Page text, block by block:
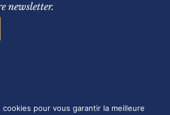
newsletter.
pour vous garantir la meilleure